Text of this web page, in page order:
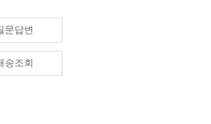
문답변
송조회